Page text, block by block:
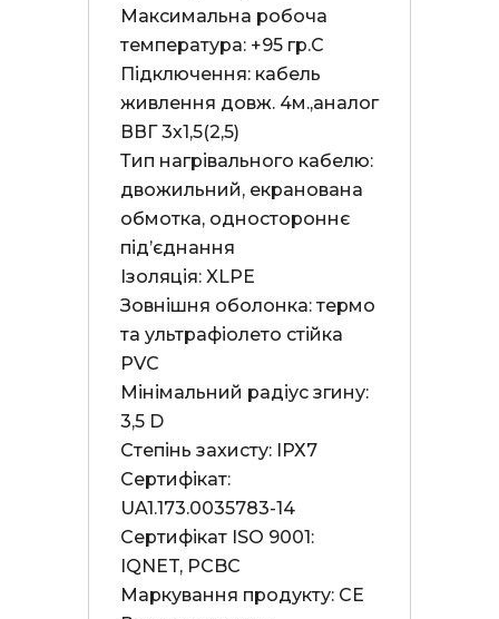
Максимальна робоча
температура: +95 гр.С
Підключення: кабель
живлення довж. 4м.,аналог
ВВГ 3х1,5(2,5)
Тип нагрівального кабелю:
двожильний, екранована
обмотка, одностороннє
під’єднання
Ізоляція: XLPE
Зовнішня оболонка: термо
та ультрафіолето стійка
PVC
Мінімальний радіус згину:
3,5 D
Степінь захисту: ІРХ7
Сертифікат:
UA1.173.0035783-14
Сертифікат ISO 9001:
IQNET, PCBC
Маркування продукту: СЕ